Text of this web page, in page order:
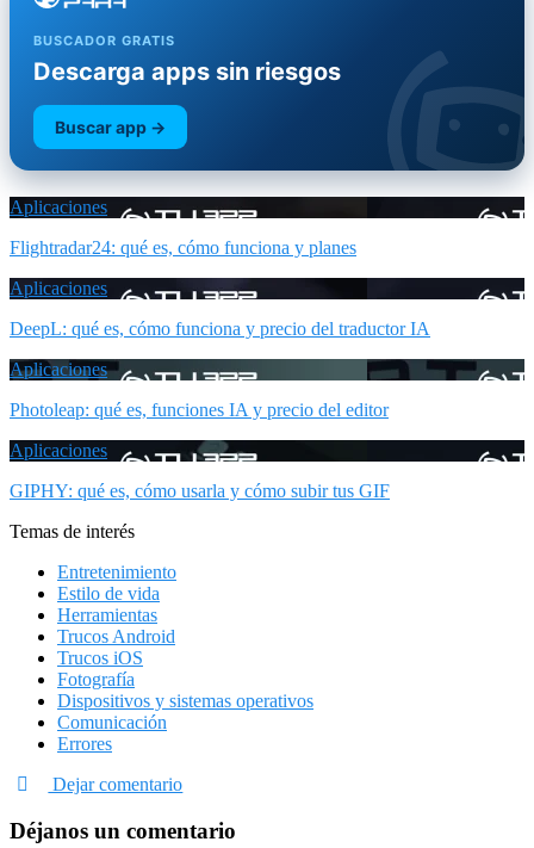
BUSCADOR GRATIS
Descarga apps sin riesgos
Buscar app →
Aplicaciones
Flightradar24: qué es, cómo funciona y planes
Aplicaciones
DeepL: qué es, cómo funciona y precio del traductor IA
Aplicaciones
Photoleap: qué es, funciones IA y precio del editor
Aplicaciones
GIPHY: qué es, cómo usarla y cómo subir tus GIF
Temas de interés
Entretenimiento
Estilo de vida
Herramientas
Trucos Android
Trucos iOS
Fotografía
Dispositivos y sistemas operativos
Comunicación
Errores
Dejar comentario
Déjanos un comentario